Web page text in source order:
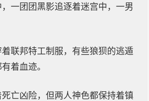
一团团黑影追逐着迷宫中，一男
联邦特工制服，有些狼狈的逃遁
着血迹。
亡凶险，但两人神色都保持着镇